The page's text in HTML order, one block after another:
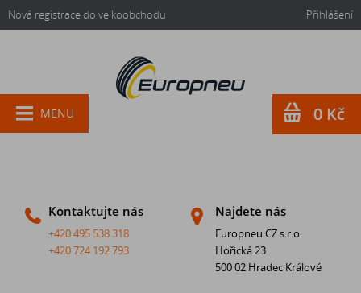
Nová registrace do velkoobchodu Přihlášení
Kontaktujte nás
+420 495 538 318
+420 724 192 793
Najdete nás
Europneu CZ s.r.o.
Hořická 23
500 02 Hradec Králové
MENU 0 Kč